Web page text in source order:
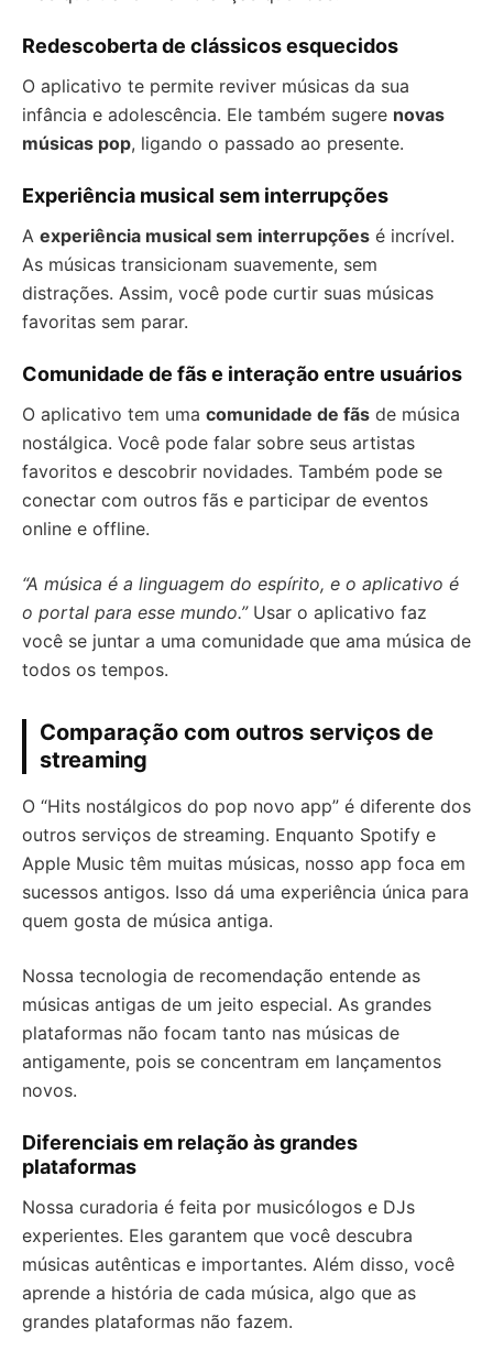
Redescoberta de clássicos esquecidos
O aplicativo te permite reviver músicas da sua
infância e adolescência. Ele também sugere novas
músicas pop, ligando o passado ao presente.
Experiência musical sem interrupções
A experiência musical sem interrupções é incrível.
As músicas transicionam suavemente, sem
distrações. Assim, você pode curtir suas músicas
favoritas sem parar.
Comunidade de fãs e interação entre usuários
O aplicativo tem uma comunidade de fãs de música
nostálgica. Você pode falar sobre seus artistas
favoritos e descobrir novidades. Também pode se
conectar com outros fãs e participar de eventos
online e offline.
“A música é a linguagem do espírito, e o aplicativo é
o portal para esse mundo.”Usar o aplicativo faz
você se juntar a uma comunidade que ama música de
todos os tempos.
Comparação com outros serviços de
streaming
O “Hits nostálgicos do pop novo app” é diferente dos
outros serviços de streaming. Enquanto Spotify e
Apple Music têm muitas músicas, nosso app foca em
sucessos antigos. Isso dá uma experiência única para
quem gosta de música antiga.
Nossa tecnologia de recomendação entende as
músicas antigas de um jeito especial. As grandes
plataformas não focam tanto nas músicas de
antigamente, pois se concentram em lançamentos
novos.
Diferenciais em relação às grandes
plataformas
Nossa curadoria é feita por musicólogos e DJs
experientes. Eles garantem que você descubra
músicas autênticas e importantes. Além disso, você
aprende a história de cada música, algo que as
grandes plataformas não fazem.